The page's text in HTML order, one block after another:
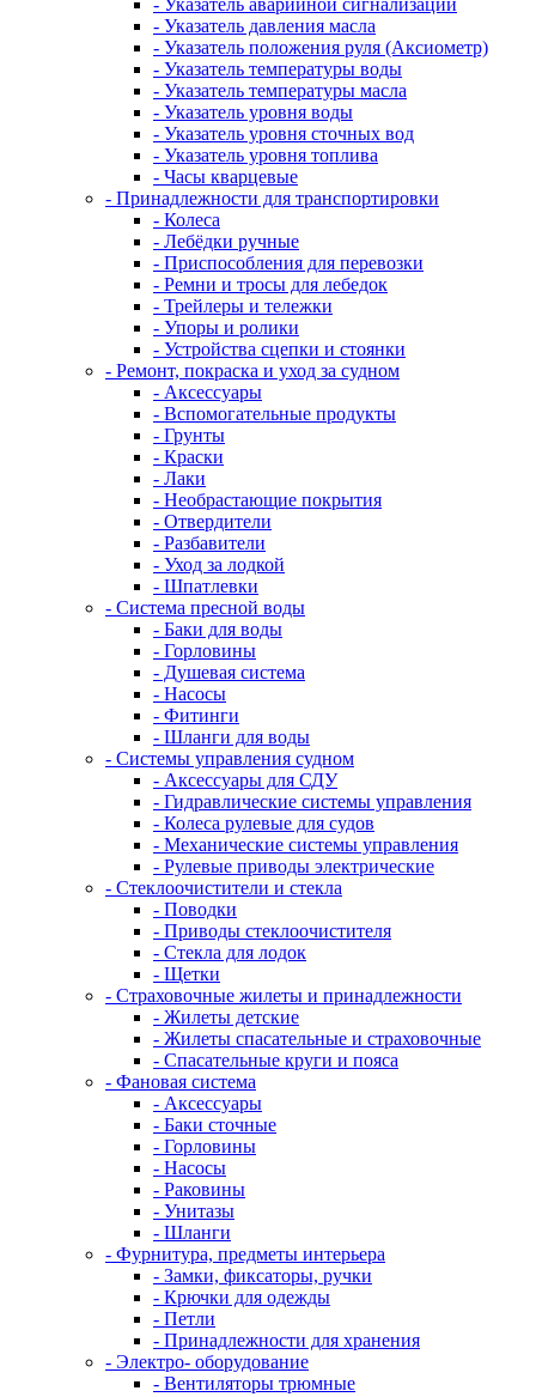
- Указатель давления масла
- Указатель положения руля (Аксиометр)
- Указатель температуры воды
- Указатель температуры масла
- Указатель уровня воды
- Указатель уровня сточных вод
- Указатель уровня топлива
- Часы кварцевые
- Принадлежности для транспортировки
- Колеса
- Лебёдки ручные
- Приспособления для перевозки
- Ремни и тросы для лебедок
- Трейлеры и тележки
- Упоры и ролики
- Устройства сцепки и стоянки
- Ремонт, покраска и уход за судном
- Аксессуары
- Вспомогательные продукты
- Грунты
- Краски
- Лаки
- Необрастающие покрытия
- Отвердители
- Разбавители
- Уход за лодкой
- Шпатлевки
- Система пресной воды
- Баки для воды
- Горловины
- Душевая система
- Насосы
- Фитинги
- Шланги для воды
- Системы управления судном
- Аксессуары для СДУ
- Гидравлические системы управления
- Колеса рулевые для судов
- Механические системы управления
- Рулевые приводы электрические
- Стеклоочистители и стекла
- Поводки
- Приводы стеклоочистителя
- Стекла для лодок
- Щетки
- Страховочные жилеты и принадлежности
- Жилеты детские
- Жилеты спасательные и страховочные
- Спасательные круги и пояса
- Фановая система
- Аксессуары
- Баки сточные
- Горловины
- Насосы
- Раковины
- Унитазы
- Шланги
- Фурнитура, предметы интерьера
- Замки, фиксаторы, ручки
- Крючки для одежды
- Петли
- Принадлежности для хранения
- Электро- оборудование
- Вентиляторы трюмные